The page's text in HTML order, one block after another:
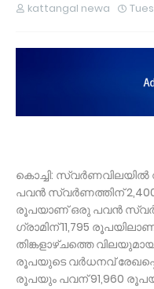
kattangal newa
കൊച്ചി: സ്വർണവിലയിൽ
പവൻ സ്വർണത്തിന്
രൂപയാണ് ഒരു പവൻ
ഗ്രാമിന് 11,795
തിങ്കളാഴ്‌ചത്തെ
രൂപയുടെ വർധനവ്
രൂപയും പവന് 91,960